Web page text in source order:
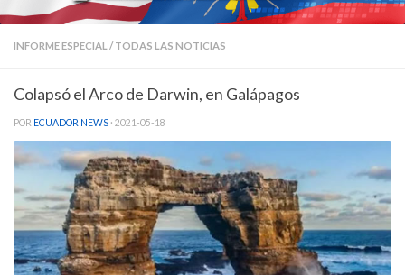
INFORME ESPECIAL / TODAS LAS NOTICIAS
Colapsó el Arco de Darwin, en Galápagos
POR ECUADOR NEWS · 2021-05-18